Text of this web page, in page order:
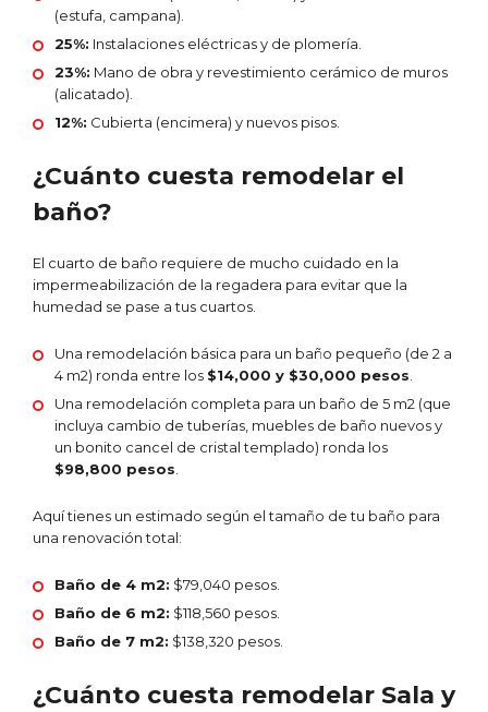
(estufa, campana).
25%: Instalaciones eléctricas y de plomería.
23%: Mano de obra y revestimiento cerámico de muros
(alicatado).
12%: Cubierta (encimera) y nuevos pisos.
¿Cuánto cuesta remodelar el
baño?
El cuarto de baño requiere de mucho cuidado en la
impermeabilización de la regadera para evitar que la
humedad se pase a tus cuartos.
Una remodelación básica para un baño pequeño (de 2 a
4 m2) ronda entre los $14,000 y $30,000 pesos
Una remodelación completa para un baño de 5 m2 (que
incluya cambio de tuberías, muebles de baño nuevos y
un bonito cancel de cristal templado) ronda los
$98,800 pesos
Aquí tienes un estimado según el tamaño de tu baño para
una renovación total:
Baño de 4 m2: $79,040 pesos.
Baño de 6 m2: $118,560 pesos.
Baño de 7 m2: $138,320 pesos.
¿Cuánto cuesta remodelar Sala y